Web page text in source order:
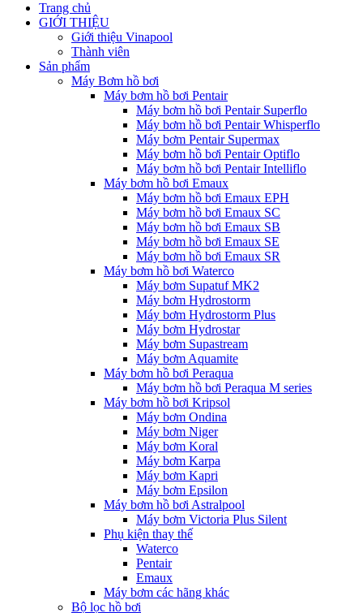
Trang chủ
GIỚI THIỆU
Giới thiệu Vinapool
Thành viên
Sản phẩm
Máy Bơm hồ bơi
Máy bơm hồ bơi Pentair
Máy bơm hồ bơi Pentair Superflo
Máy bơm hồ bơi Pentair Whisperflo
Máy bơm Pentair Supermax
Máy bơm hồ bơi Pentair Optiflo
Máy bơm hồ bơi Pentair Intelliflo
Máy bơm hồ bơi Emaux
Máy bơm hồ bơi Emaux EPH
Máy bơm hồ bơi Emaux SC
Máy bơm hồ bơi Emaux SB
Máy bơm hồ bơi Emaux SE
Máy bơm hồ bơi Emaux SR
Máy bơm hồ bơi Waterco
Máy bơm Supatuf MK2
Máy bơm Hydrostorm
Máy bơm Hydrostorm Plus
Máy bơm Hydrostar
Máy bơm Supastream
Máy bơm Aquamite
Máy bơm hồ bơi Peraqua
Máy bơm hồ bơi Peraqua M series
Máy bơm hồ bơi Kripsol
Máy bơm Ondina
Máy bơm Niger
Máy bơm Koral
Máy bơm Karpa
Máy bơm Kapri
Máy bơm Epsilon
Máy bơm hồ bơi Astralpool
Máy bơm Victoria Plus Silent
Phụ kiện thay thế
Waterco
Pentair
Emaux
Máy bơm các hãng khác
Bộ lọc hồ bơi